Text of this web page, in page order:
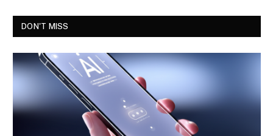
DON'T MISS